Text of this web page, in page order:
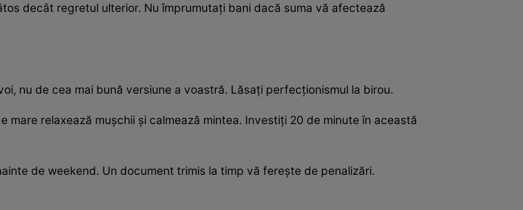
decât regretul ulterior. Nu împrumutați bani dacă suma vă afectează
nu de cea mai bună versiune a voastră. Lăsați perfecționismul la birou.
mare relaxează mușchii și calmează mintea. Investiți 20 de minute în această
de weekend. Un document trimis la timp vă ferește de penalizări.